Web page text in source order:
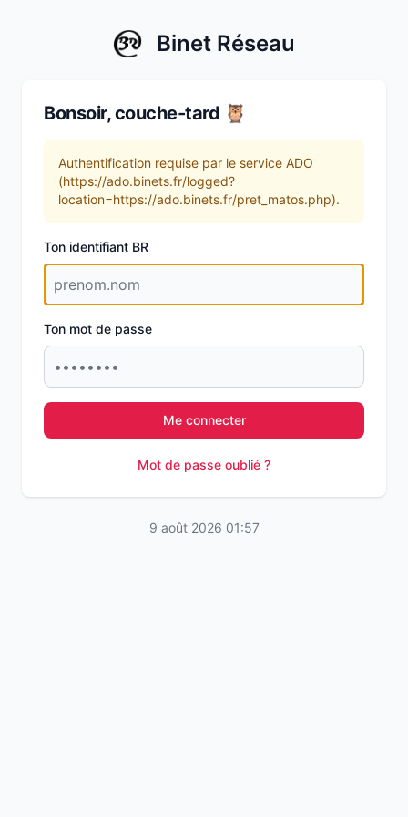
Binet Réseau
Bonsoir, couche-tard 🦉
Authentification requise par le service ADO
(https://ado.binets.fr/logged?
location=https://ado.binets.fr/pret_matos.php).
Ton identifiant BR
Ton mot de passe
Me connecter
Mot de passe oublié ?
9 août 2026 01:57